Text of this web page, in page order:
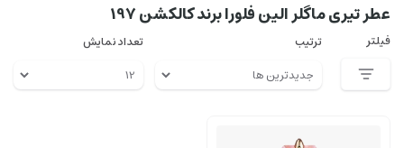
عطر تیری ماگلر الین فلورا برند کالکشن 197
فیلتر ترتیب تعداد نمایش